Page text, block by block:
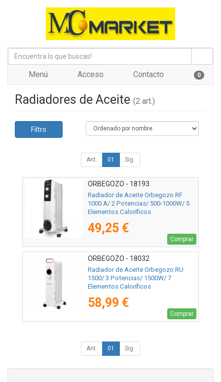
Menú Acceso Contacto 0
Radiadores de Aceite (2 art.)
Filtro
Ant. 01 Sig.
ORBEGOZO - 18193
Radiador de Aceite Orbegozo RF
1000 A/ 2 Potencias/ 500-1000W/ 5
Elementos Caloríficos
49,25 €
Comprar
ORBEGOZO - 18032
Radiador de Aceite Orbegozo RU
1500/ 3 Potencias/ 1500W/ 7
Elementos Caloríficos
58,99 €
Comprar
Ant. 01 Sig.